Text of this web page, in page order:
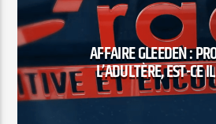
TITRE
ARTISTE AFFAIRE GLEEDEN :
L’ADULTÈRE, EST-CE